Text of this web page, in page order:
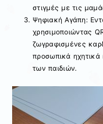
στιγμές με τις
Ψηφιακή Αγάπη:
χρησιμοποιώντας
ζωγραφισμένες
προσωπικά ηχητικά
των παιδιών.